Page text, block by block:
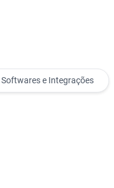
Softwares e Integrações